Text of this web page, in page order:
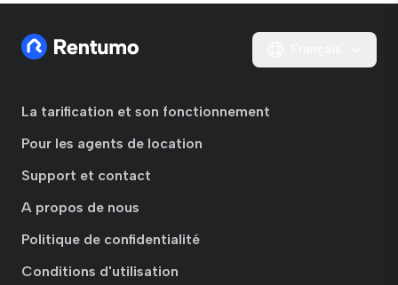
La tarification et son fonctionnement
Pour les agents de location
Support et contact
A propos de nous
Politique de confidentialité
Conditions d'utilisation